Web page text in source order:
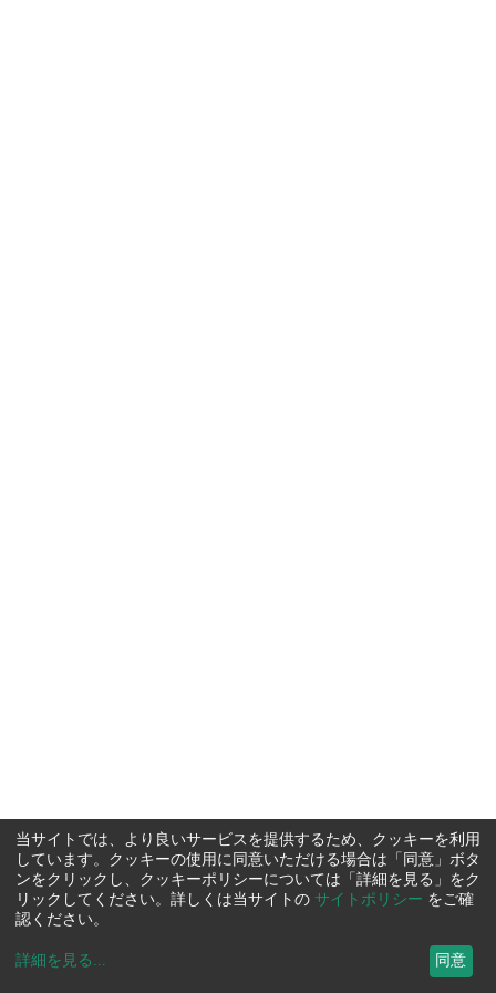
当サイトでは、より良いサービスを提供するため、クッキーを利用
しています。クッキーの使用に同意いただける場合は「同意」ボタ
ンをクリックし、クッキーポリシーについては「詳細を見る」をク
リックしてください。詳しくは当サイトの サイトポリシー をご確
認ください。
詳細を見る ... 同意